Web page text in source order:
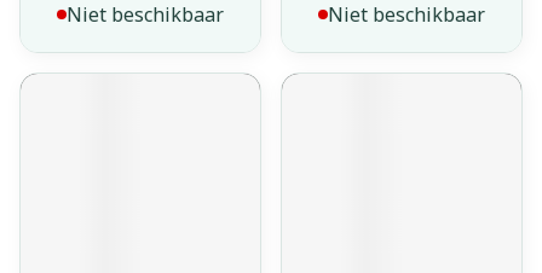
Niet beschikbaar Niet beschikbaar